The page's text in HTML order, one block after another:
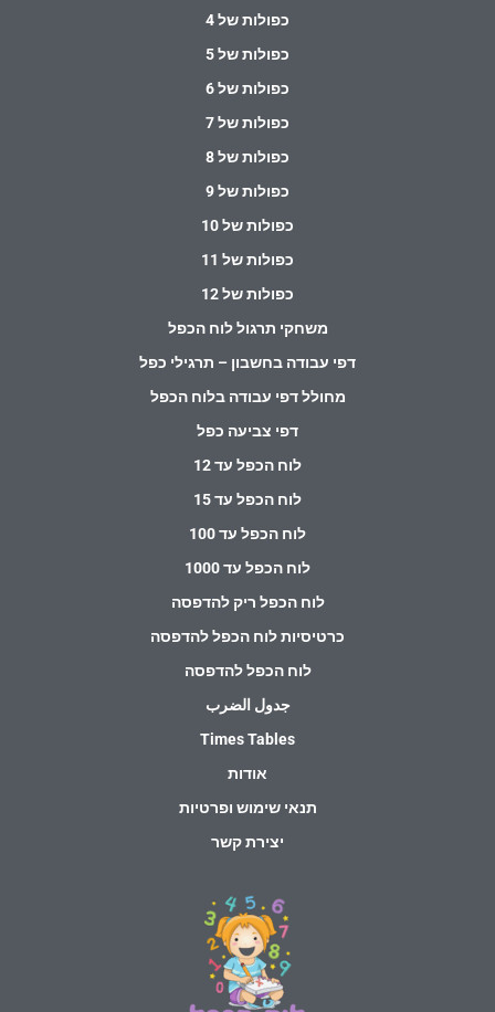
כפולות של 4
כפולות של 5
כפולות של 6
כפולות של 7
כפולות של 8
כפולות של 9
כפולות של 10
כפולות של 11
כפולות של 12
משחקי תרגול לוח הכפל
דפי עבודה בחשבון – תרגילי כפל
מחולל דפי עבודה בלוח הכפל
דפי צביעה כפל
לוח הכפל עד 12
לוח הכפל עד 15
לוח הכפל עד 100
לוח הכפל עד 1000
לוח הכפל ריק להדפסה
כרטיסיות לוח הכפל להדפסה
לוח הכפל להדפסה
جدول الضرب
Times Tables
אודות
תנאי שימוש ופרטיות
יצירת קשר